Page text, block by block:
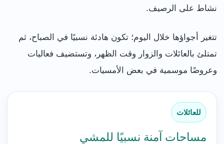
نشاط على الرصيف.
تتغير أجواؤها خلال اليوم؛ تكون هادئة نسبيًا في الصباح، ثم
تمتلئ بالعائلات والزوار وقت الظهر، وتستضيف فعاليات
وعروضًا موسمية في بعض الأمسيات.
للعائلات
مساحات آمنة نسبيًا للمشي